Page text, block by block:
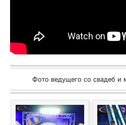
Фото ведущего со свадеб и